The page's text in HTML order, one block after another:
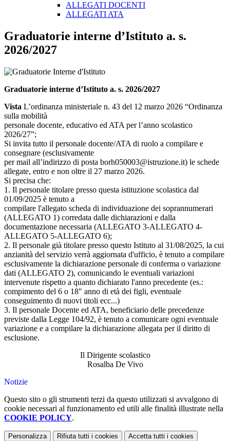
ALLEGATI DOCENTI
ALLEGATI ATA
Graduatorie interne d’Istituto a. s.
2026/2027
Graduatorie interne d’Istituto a. s. 2026/2027
Vista L’ordinanza ministeriale n. 43 del 12 marzo 2026 “Ordinanza
sulla mobilità
personale docente, educativo ed ATA per l’anno scolastico
2026/27”;
Si invita tutto il personale docente/ATA di ruolo a compilare e
consegnare (esclusivamente
per mail all’indirizzo di posta borh050003@istruzione.it) le schede
allegate, entro e non oltre il 27 marzo 2026.
Si precisa che:
1. Il personale titolare presso questa istituzione scolastica dal
01/09/2025 è tenuto a
compilare l'allegato scheda di individuazione dei soprannumerari
(ALLEGATO 1) corredata dalle dichiarazioni e dalla
documentazione necessaria (ALLEGATO 3-ALLEGATO 4-
ALLEGATO 5-ALLEGATO 6);
2. Il personale già titolare presso questo Istituto al 31/08/2025, la cui
anzianità del servizio verrà aggiornata d'ufficio, è tenuto a compilare
esclusivamente la dichiarazione personale di conferma o variazione
dati (ALLEGATO 2), comunicando le eventuali variazioni
intervenute rispetto a quanto dichiarato l'anno precedente (es.:
compimento del 6 o 18" anno di età dei figli, eventuale
conseguimento di nuovi titoli ecc...)
3. Il personale Docente ed ATA, beneficiario delle precedenze
previste dalla Legge 104/92, è tenuto a comunicare ogni eventuale
variazione e a compilare la dichiarazione allegata per il diritto di
esclusione.
Il Dirigente scolastico
Rosalba De Vivo
Notizie
Questo sito o gli strumenti terzi da questo utilizzati si avvalgono di
cookie necessari al funzionamento ed utili alle finalità illustrate nella
COOKIE POLICY.
Personalizza Rifiuta tutti i cookies Accetta tutti i cookies